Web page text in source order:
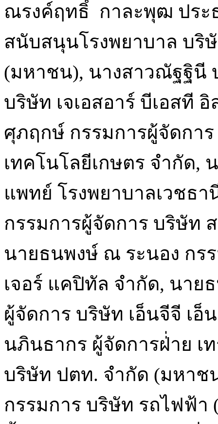
ณรงค์ฤทธิ์ กาละพุฒ ประ
สนับสนุนโรงพยาบาล บริ
(มหาชน), นางสาวณัฐฐินี
บริษัท เจเอสอาร์ บีเอสที
ศุภฤกษ์ กรรมการผู้จัดกา
เทคโนโลยีเกษตร จำกัด,
แพทย์ โรงพยาบาลเวชธ
กรรมการผู้จัดการ บริษัท
นายธนพงษ์ ณ ระนอง กร
เจอร์ แคปิทัล จำกัด, นา
ผู้จัดการ บริษัท เอ็นจีจี เอ็
นภินธากร ผู้จัดการฝ่่าย เ
บริษัท ปตท. จำกัด (มหาช
กรรมการ บริษัท รถไฟฟ้า